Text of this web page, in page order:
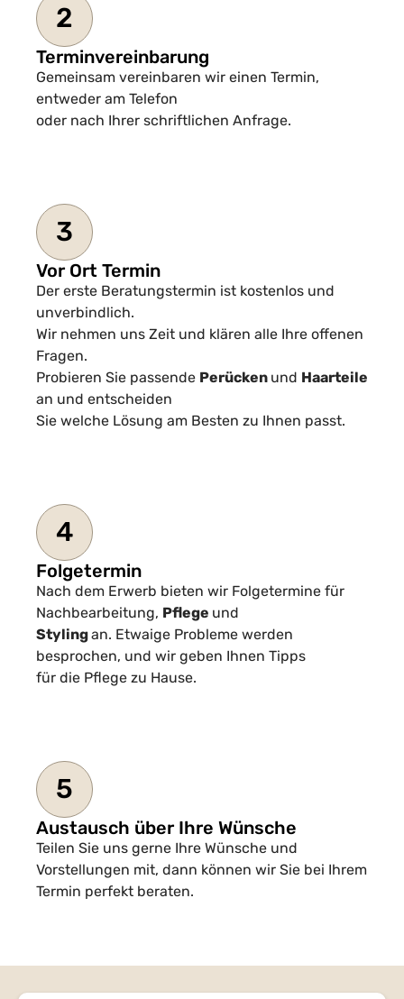
2
Terminvereinbarung
Gemeinsam vereinbaren wir einen Termin,
entweder am Telefon
oder nach Ihrer schriftlichen Anfrage.
3
Vor Ort Termin
Der erste Beratungstermin ist kostenlos und
unverbindlich.
Wir nehmen uns Zeit und klären alle Ihre offenen
Fragen.
Probieren Sie passende Perücken und Haarteile
an und entscheiden
Sie welche Lösung am Besten zu Ihnen passt.
4
Folgetermin
Nach dem Erwerb bieten wir Folgetermine für
Nachbearbeitung, Pflege und
Stylingan. Etwaige Probleme werden
besprochen, und wir geben Ihnen Tipps
für die Pflege zu Hause.
5
Austausch über Ihre Wünsche
Teilen Sie uns gerne Ihre Wünsche und
Vorstellungen mit, dann können wir Sie bei Ihrem
Termin perfekt beraten.